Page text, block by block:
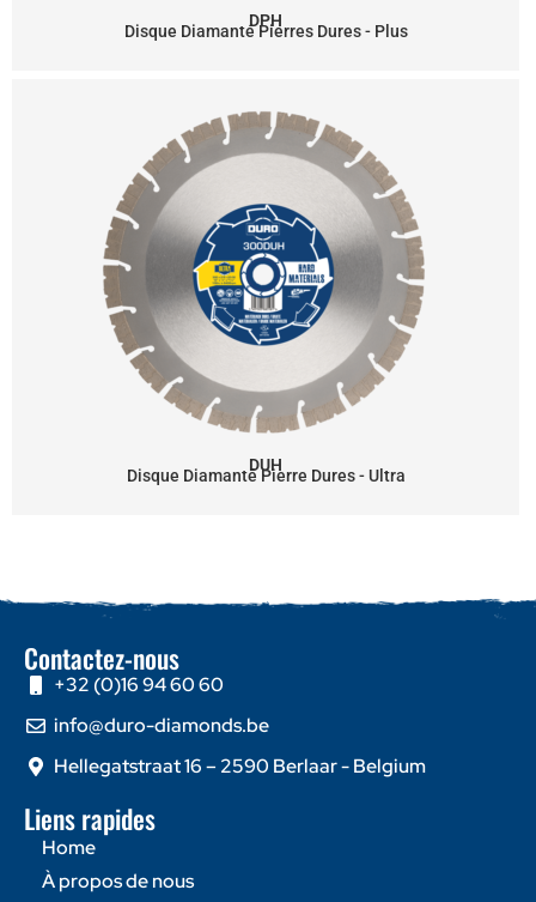
DPH
Disque Diamanté Pierres Dures - Plus
DUH
Disque Diamanté Pierre Dures - Ultra
Contactez-nous
+32 (0)16 94 60 60
info@duro-diamonds.be
Hellegatstraat 16 – 2590 Berlaar - Belgium
Liens rapides
Home
À propos de nous